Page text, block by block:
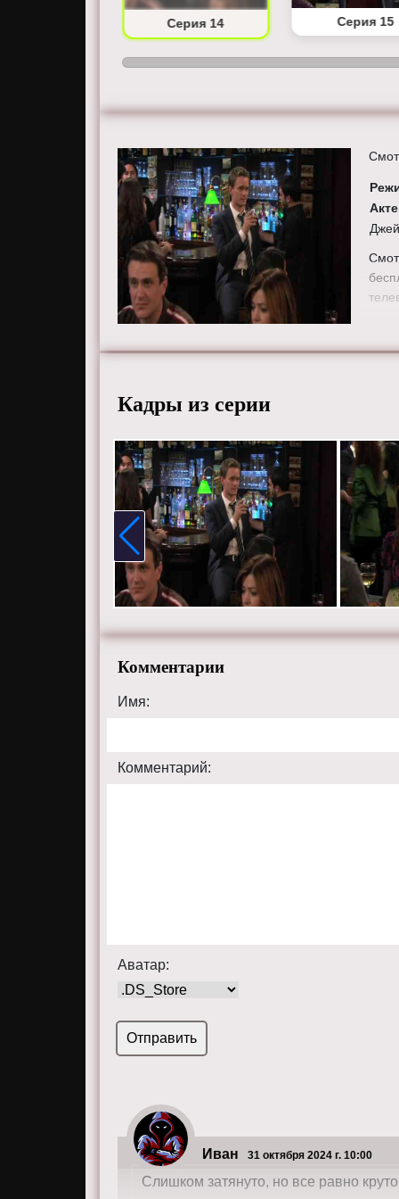
Серия 14 Серия 15
Кадры из серии
Комментарии
Имя:
Комментарий:
Аватар:
Иван 31 октября 2024 г. 10:00
Слишком затянуто, но все равно